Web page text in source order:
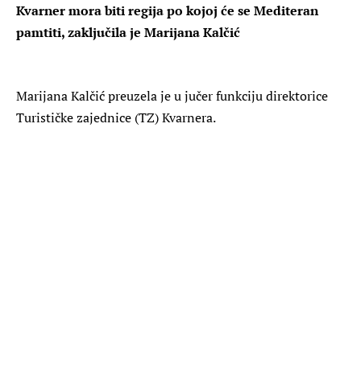
Kvarner mora biti regija po kojoj će se Mediteran
pamtiti, zaključila je Marijana Kalčić
Marijana Kalčić preuzela je u jučer funkciju direktorice
Turističke zajednice (TZ) Kvarnera.